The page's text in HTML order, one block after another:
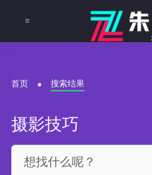
首页 搜索结果
摄影技巧